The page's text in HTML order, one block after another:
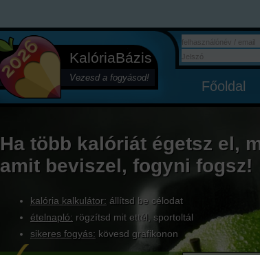
KalóriaBázis
Vezesd a fogyásod!
Főoldal
Ha több kalóriát égetsz el,
amit beviszel, fogyni fogsz!
kalória kalkulátor: állítsd be célodat
ételnapló: rögzítsd mit ettél, sportoltál
sikeres fogyás: kövesd grafikonon